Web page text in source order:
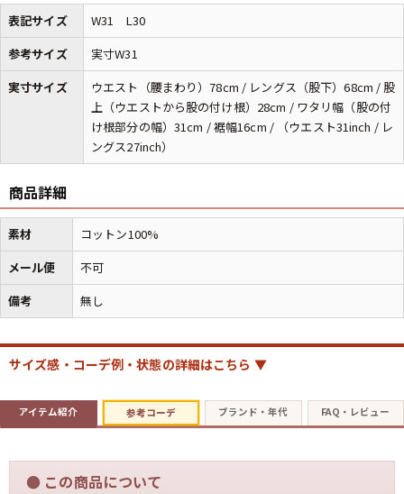
バンド
Tシャツ
Tシャツ
Tシャツ
USA製
ボロ ミリタリー
すべてのマニアックを見る
Search by Period年代から探す
90年代
60年代 50年代 40年代
週刊ラッシュアウト新聞
表記サイズ
W31 L30
参考サイズ
実寸W31
実寸サイズ
ウエスト（腰まわり）78cm / レングス（股下）68cm / 股
上（ウエストから股の付け根）28cm / ワタリ幅（股の付
け根部分の幅）31cm / 裾幅16cm / （ウエスト31inch / レ
ングス27inch）
商品詳細
素材
コットン100%
メール便
不可
備考
無し
サイズ感・コーデ例・状態の詳細はこちら ▼
アイテム紹介 参考コーデ ブランド・年代 FAQ・レビュー
● この商品について